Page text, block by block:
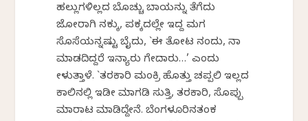
ಹಲ್ಲುಗಳಿಲ್ಲದ ಬೊಚ್ಚು ಬಾಯನ್ನು ತೆಗೆದು
ಜೋರಾಗಿ ನಕ್ಕು, ಪಕ್ಕದಲ್ಲೇ ಇದ್ದ ಮಗ
ಸೊಸೆಯನ್ನಷ್ಟು ಬೈದು, `ಈ ತೋಟ ನಂದು, ನಾ
ಮಾಡದಿದ್ದರೆ ಇನ್ಯಾರು ಗೇದಾರು…’ ಎಂದು
ಕೇಳುತ್ತಾಳೆ. `ತರಕಾರಿ ಮಂಕ್ರಿ ಹೊತ್ತು ಚಪ್ಪಲಿ ಇಲ್ಲದ
ಕಾಲಿನಲ್ಲಿ ಇಡೀ ಮಾಗಡಿ ಸುತ್ತಿ, ತರಕಾರಿ, ಸೊಪ್ಪು
ಮಾರಾಟ ಮಾಡಿದ್ದೇನೆ. ಬೆಂಗಳೂರಿನತಂಕ